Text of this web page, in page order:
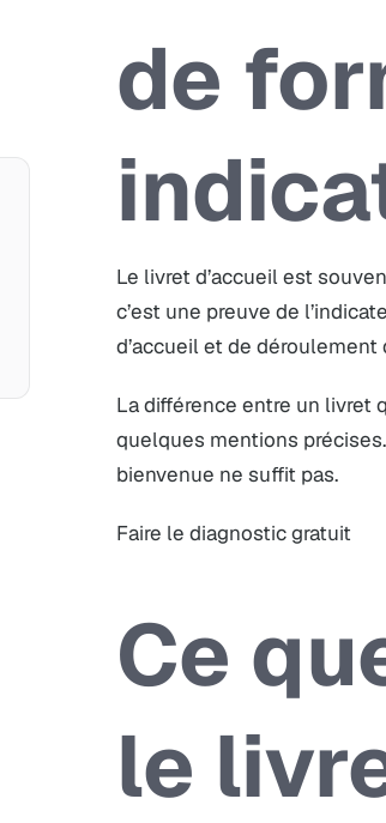
de
Le livret d’accueil est
c’est une preuve de
d’accueil et de déroulement
La différence entre un livret
quelques mentions
bienvenue ne suffit pas.
Faire le diagnostic gratuit
Ce
le